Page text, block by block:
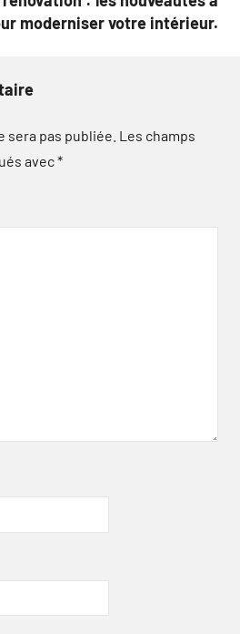
moderniser votre intérieur.
sera pas publiée. Les champs
avec*